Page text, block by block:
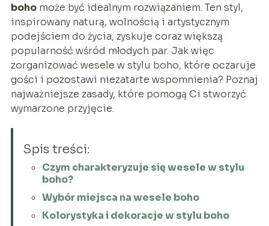
bohomoże być idealnym rozwiązaniem. Ten styl,
inspirowany naturą, wolnością i artystycznym
podejściem do życia, zyskuje coraz większą
popularność wśród młodych par. Jak więc
zorganizować wesele w stylu boho, które oczaruje
gości i pozostawi niezatarte wspomnienia? Poznaj
najważniejsze zasady, które pomogą Ci stworzyć
wymarzone przyjęcie.
Spis treści:
Czym charakteryzuje się wesele w stylu
boho?
Wybór miejsca na wesele boho
Kolorystyka i dekoracje w stylu boho